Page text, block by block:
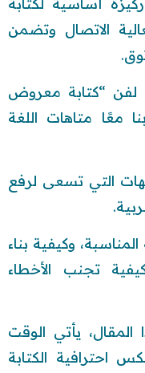
الاتصال وتضمن
لفن “كتابة معروض
معًا متاهات اللغة
التي تسعى لرفع
وكيفية بناء
تجنب الأخطاء
المقال، يأتي الوقت
احترافية الكتابة